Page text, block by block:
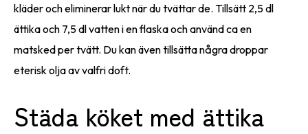
kläder och eliminerar lukt när du tvättar de. Tillsätt 2,5 dl
ättika och 7,5 dl vatten i en flaska och använd ca en
matsked per tvätt. Du kan även tillsätta några droppar
eterisk olja av valfri doft.
Städa köket med ättika